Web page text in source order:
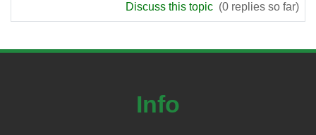
Discuss this topic (0 replies so far)
Info